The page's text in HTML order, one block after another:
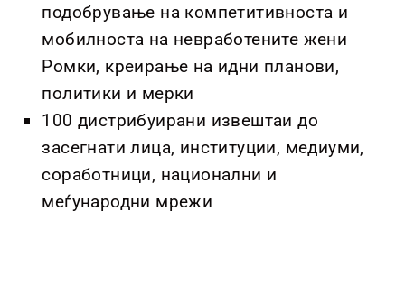
подобрување на компетитивноста и
мобилноста на невработените жени
Ромки, креирање на идни планови,
политики и мерки
100 дистрибуирани извештаи до
засегнати лица, институции, медиуми,
соработници, национални и
меѓународни мрежи